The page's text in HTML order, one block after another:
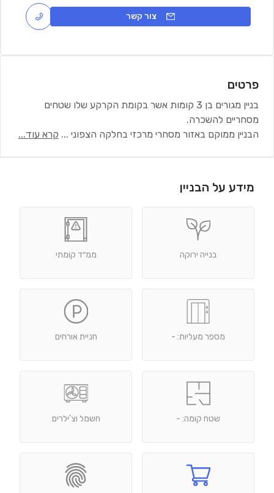
צור קשר
פרטים
בניין מגורים בן 3 קומות אשר בקומת הקרקע שלו שטחים
מסחריים להשכרה.
הבניין ממוקם באזור מסחרי מרכזי בחלקה הצפוני ... קרא עוד...
מידע על הבניין
בנייה ירוקה ממ״ד קומתי
מספר מעליות: - חניית אורחים
שטח קומה: - חשמל וצ'ילרים